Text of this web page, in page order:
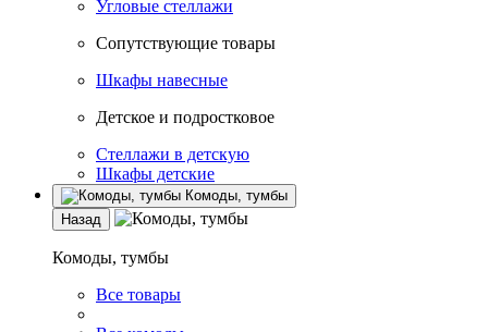
Угловые стеллажи
Сопутствующие товары
Шкафы навесные
Детское и подростковое
Стеллажи в детскую
Шкафы детские
Комоды, тумбы
Назад
Комоды, тумбы
Все товары